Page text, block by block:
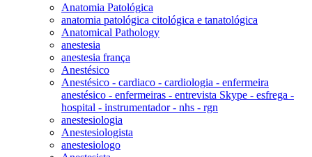
Anatomia Patológica
anatomia patológica citológica e tanatológica
Anatomical Pathology
anestesia
anestesia frança
Anestésico
Anestésico - cardiaco - cardiologia - enfermeira
anestésico - enfermeiras - entrevista Skype - esfrega -
hospital - instrumentador - nhs - rgn
anestesiologia
Anestesiologista
anestesiologo